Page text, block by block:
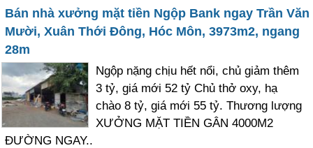
Bán nhà xưởng mặt tiền Ngộp Bank ngay Trần Văn
Mười, Xuân Thới Đông, Hóc Môn, 3973m2, ngang
28m
Ngộp nặng chịu hết nổi, chủ giảm thêm
3 tỷ, giá mới 52 tỷ Chủ thở oxy, hạ
chào 8 tỷ, giá mới 55 tỷ. Thương lượng
XƯỞNG MẶT TIỀN GÂN 4000M2
ĐƯỜNG NGAY..